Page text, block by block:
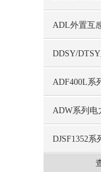
ADL外置互
DDSY/DTSY
ADF400L系
ADW系列电
DJSF1352